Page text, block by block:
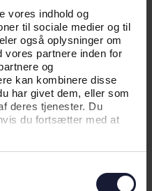
vores indhold og
til sociale medier og til
også oplysninger om
vores partnere inden for
og
kan kombinere disse
har givet dem, eller som
deres tjenester. Du
du fortsætter med at
PLADS